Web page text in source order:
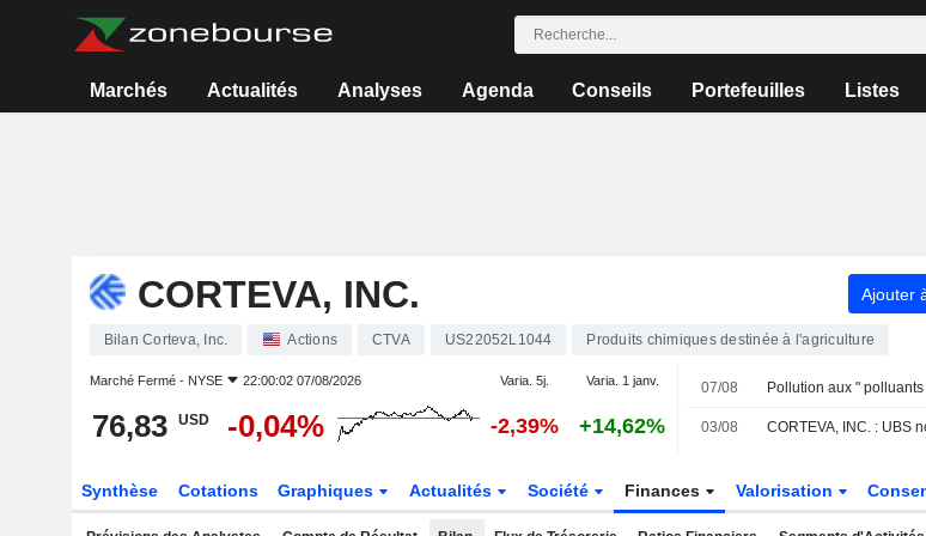
Marchés Actualités Analyses Agenda Conseils Portefeuilles Listes
CORTEVA, INC. Ajouter
Bilan Corteva, Inc. Actions CTVA US22052L1044 Produits chimiques destinée à l'agriculture
Marché Fermé - NYSE 22:00:02 07/08/2026 Varia. 5j. Varia. 1 janv.
76,83 USD -0,04% -2,39% +14,62%
07/08
03/08 CORTEVA, INC. : UBS
Synthèse Cotations Graphiques Actualités Société Finances Valorisation